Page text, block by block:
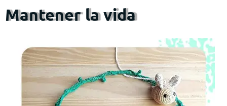
Mantener la vida